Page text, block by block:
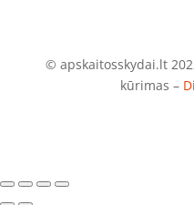
© apskaitosskydai.lt
kūrimas –